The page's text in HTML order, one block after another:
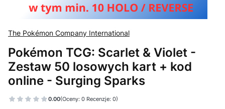
The Pokémon Company International
Pokémon TCG: Scarlet & Violet -
Zestaw 50 losowych kart + kod
online - Surging Sparks
0.00(Oceny: 0 Recenzje: 0)